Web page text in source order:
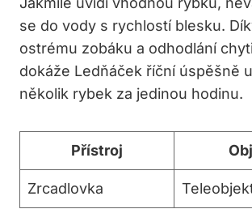
se do vody s rychlostí blesku.
ostrému zobáku a odhodlání
dokáže Ledňáček říční úspěšně
několik rybek za jedinou hodinu.
Přístroj
Zrcadlovka